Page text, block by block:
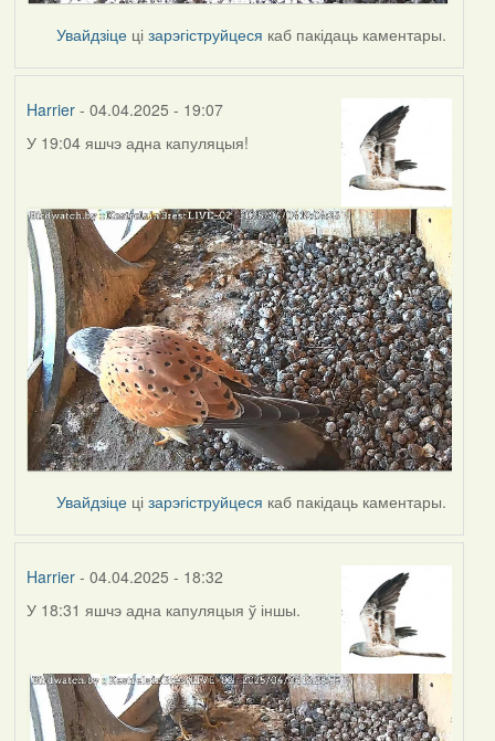
Увайдзіце цізарэгіструйцеся каб пакідаць каментары.
Harrier- 04.04.2025 - 19:07
У 19:04 яшчэ адна капуляцыя!
Увайдзіце цізарэгіструйцеся каб пакідаць каментары.
Harrier- 04.04.2025 - 18:32
У 18:31 яшчэ адна капуляцыя ў іншы.